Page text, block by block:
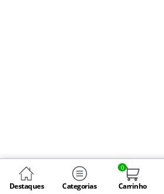
Destaques Categorias
0
Carrinho